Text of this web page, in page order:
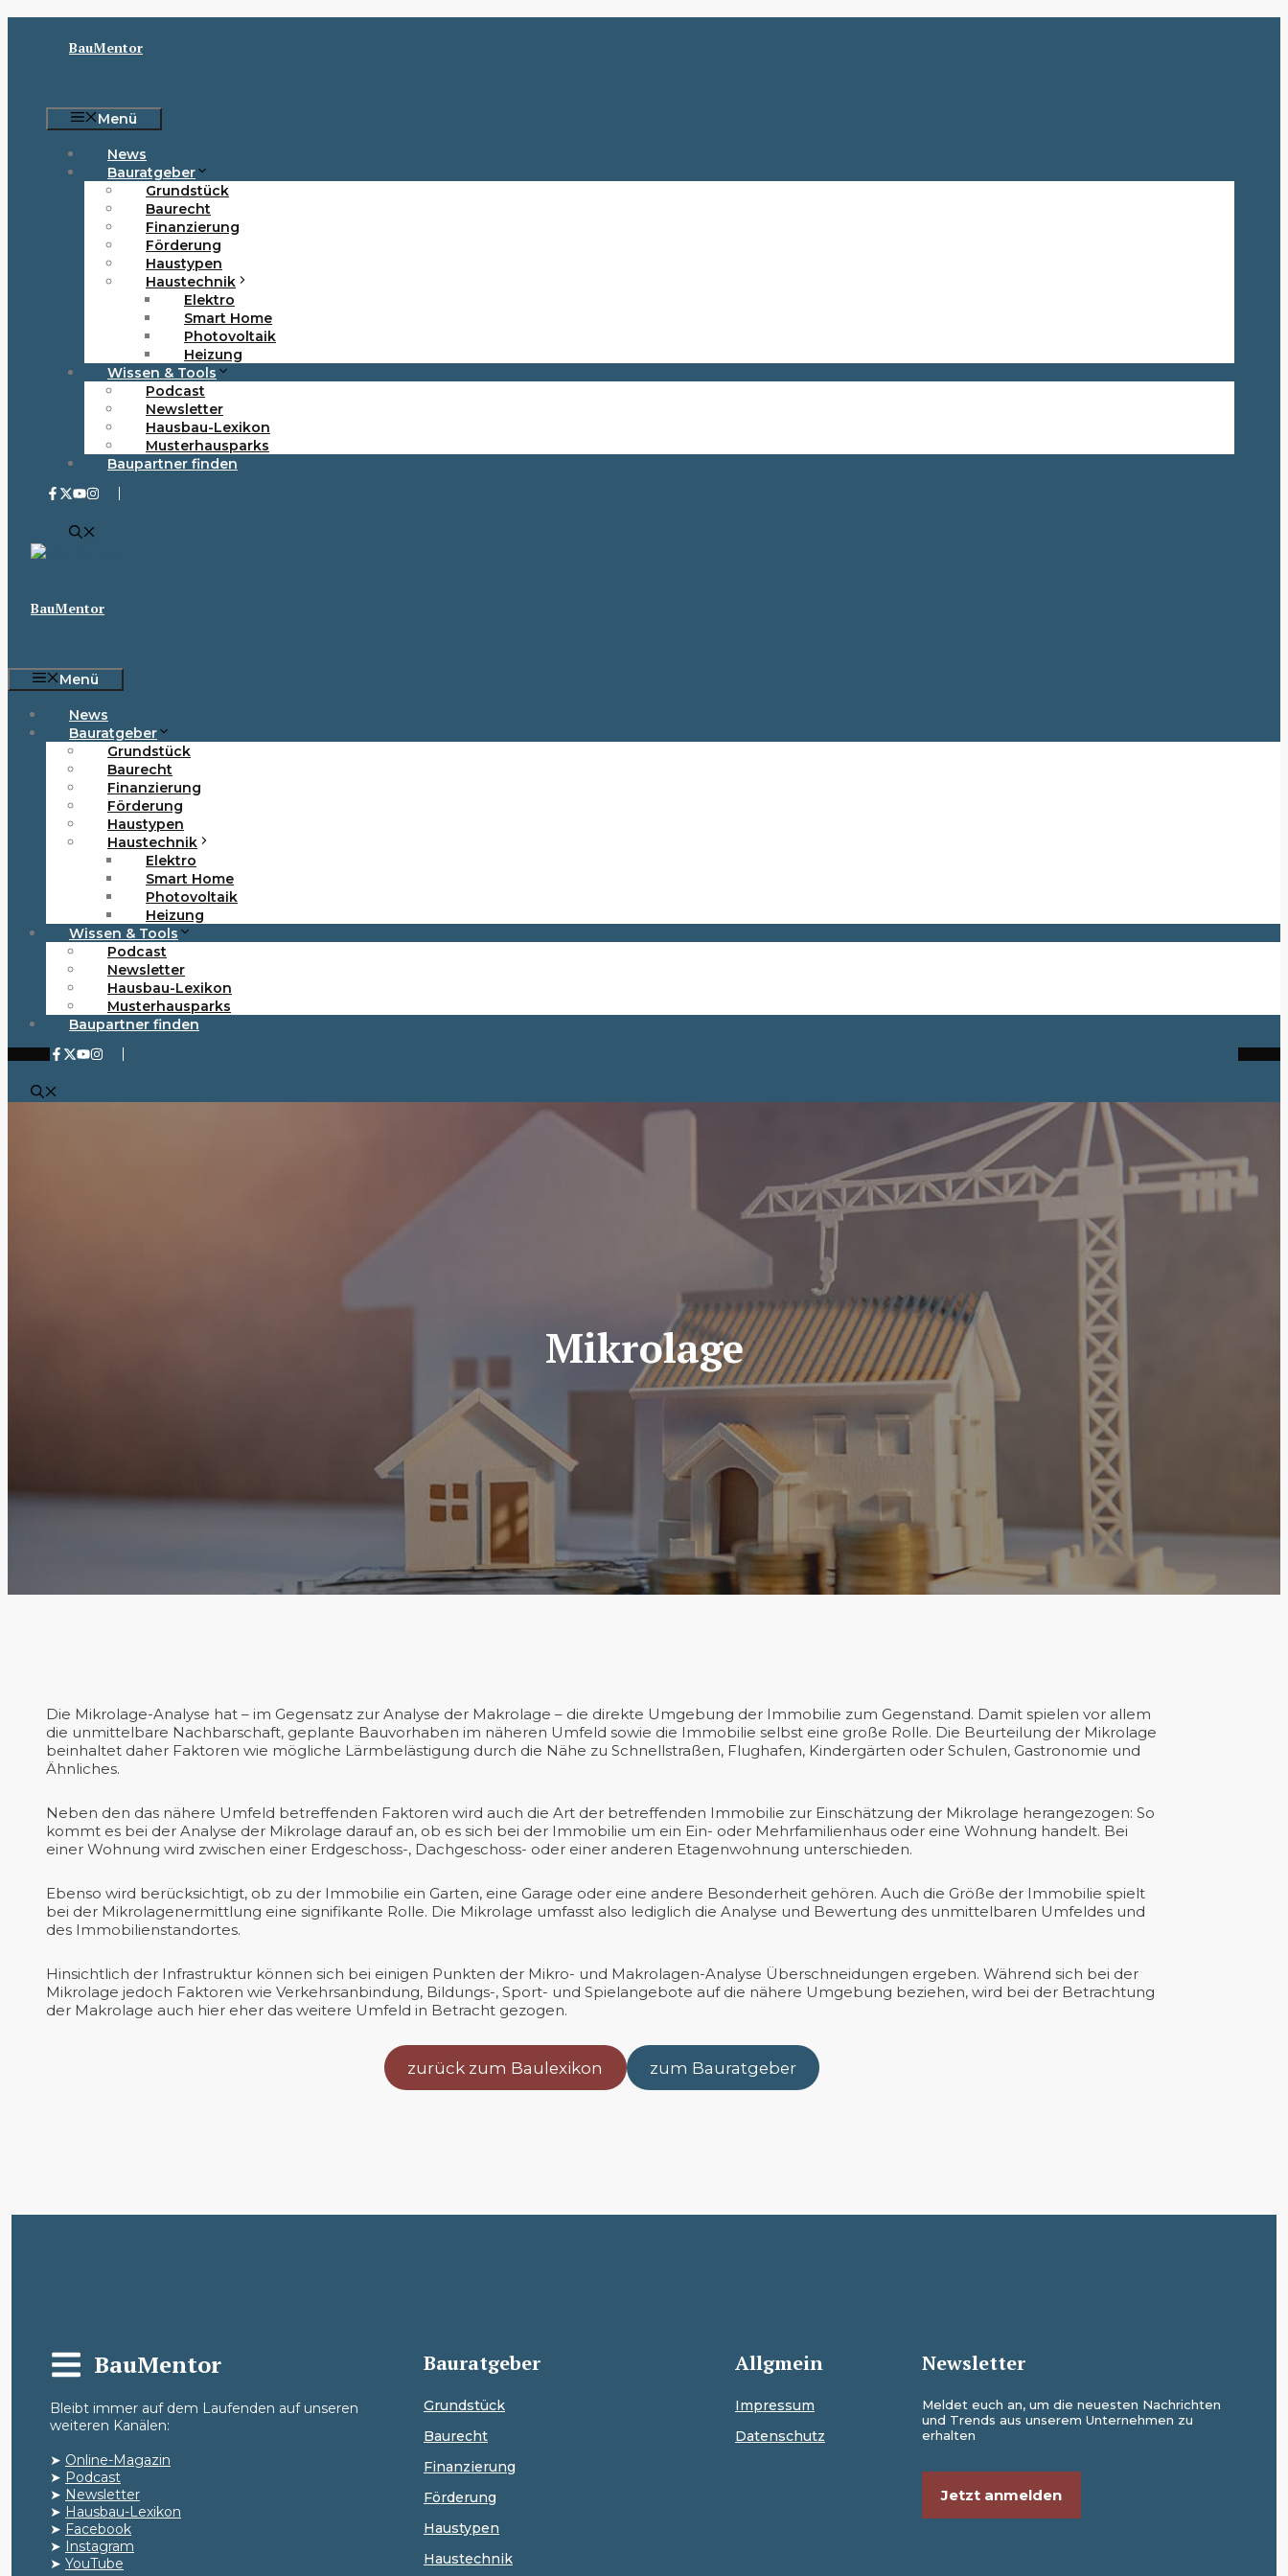
BauMentor
Menü
News
Bauratgeber
Grundstück
Baurecht
Finanzierung
Förderung
Haustypen
Haustechnik
Elektro
Smart Home
Photovoltaik
Heizung
Wissen & Tools
Podcast
Newsletter
Hausbau-Lexikon
Musterhausparks
Baupartner finden
BauMentor
Menü
News
Bauratgeber
Grundstück
Baurecht
Finanzierung
Förderung
Haustypen
Haustechnik
Elektro
Smart Home
Photovoltaik
Heizung
Wissen & Tools
Podcast
Newsletter
Hausbau-Lexikon
Musterhausparks
Baupartner finden
Mikrolage
Die Mikrolage-Analyse hat – im Gegensatz zur Analyse der Makrolage – die direkte Umgebung der Immobilie zum Gegenstand. Damit spielen vor allem
die unmittelbare Nachbarschaft, geplante Bauvorhaben im näheren Umfeld sowie die Immobilie selbst eine große Rolle. Die Beurteilung der Mikrolage
beinhaltet daher Faktoren wie mögliche Lärmbelästigung durch die Nähe zu Schnellstraßen, Flughafen, Kindergärten oder Schulen, Gastronomie und
Ähnliches.
Neben den das nähere Umfeld betreffenden Faktoren wird auch die Art der betreffenden Immobilie zur Einschätzung der Mikrolage herangezogen: So
kommt es bei der Analyse der Mikrolage darauf an, ob es sich bei der Immobilie um ein Ein- oder Mehrfamilienhaus oder eine Wohnung handelt. Bei
einer Wohnung wird zwischen einer Erdgeschoss-, Dachgeschoss- oder einer anderen Etagenwohnung unterschieden.
Ebenso wird berücksichtigt, ob zu der Immobilie ein Garten, eine Garage oder eine andere Besonderheit gehören. Auch die Größe der Immobilie spielt
bei der Mikrolagenermittlung eine signifikante Rolle. Die Mikrolage umfasst also lediglich die Analyse und Bewertung des unmittelbaren Umfeldes und
des Immobilienstandortes.
Hinsichtlich der Infrastruktur können sich bei einigen Punkten der Mikro- und Makrolagen-Analyse Überschneidungen ergeben. Während sich bei der
Mikrolage jedoch Faktoren wie Verkehrsanbindung, Bildungs-, Sport- und Spielangebote auf die nähere Umgebung beziehen, wird bei der Betrachtung
der Makrolage auch hier eher das weitere Umfeld in Betracht gezogen.
zurück zum Baulexikon zum Bauratgeber
BauMentor
Bleibt immer auf dem Laufenden auf unseren
weiteren Kanälen:
➤ Online-Magazin
➤ Podcast
➤ Newsletter
➤ Hausbau-Lexikon
➤ Facebook
➤ Instagram
➤ YouTube
Bauratgeber
Grundstück
Baurecht
Finanzierung
Förderung
Haustypen
Haustechnik
Allgmein
Impressum
Datenschutz
Newsletter
Meldet euch an, um die neuesten Nachrichten
und Trends aus unserem Unternehmen zu
erhalten
Jetzt anmelden